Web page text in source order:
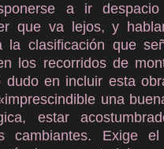
a ir
que va lejos, y
la clasificación que
los recorridos de
dudo en incluir esta
una
estar
cambiantes. Exige